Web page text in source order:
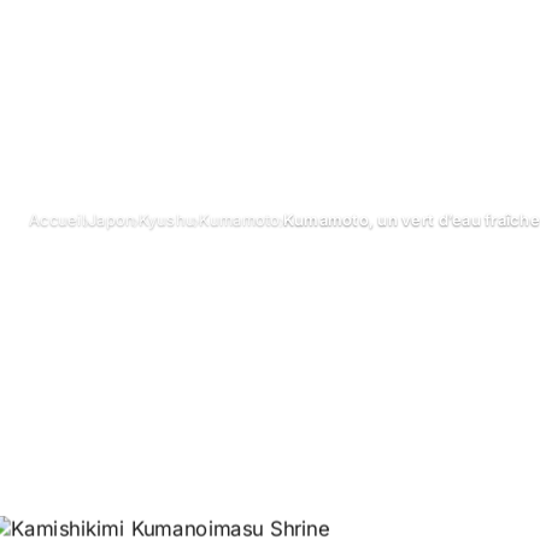
Accueil›Japon›Kyushu›Kumamoto›Kumamoto, un vert d’eau